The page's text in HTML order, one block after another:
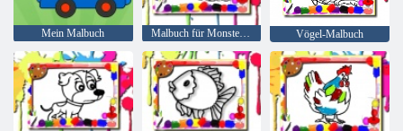
Mein Malbuch Malbuch für Monster Truck Vögel-Malbuch